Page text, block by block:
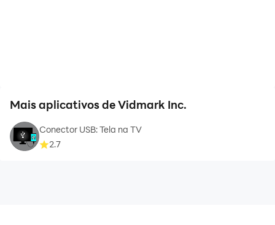
Mais aplicativos de Vidmark Inc.
Conector USB: Tela na TV
2.7